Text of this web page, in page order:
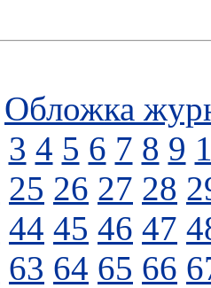
Обложка
3 4 5 6 7 8 9
25 26 27 28
44 45 46 47
63 64 65 66